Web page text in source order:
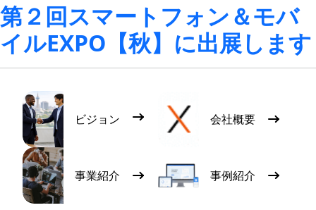
第２回スマートフォン＆モバ
イルEXPO【秋】に出展します
ビジョン 会社概要
事業紹介 事例紹介